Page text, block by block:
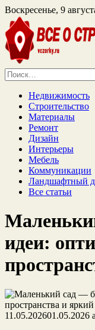
Воскресенье, 9
Найти:
Недвижимость
Строительство
Материалы
Ремонт
Дизайн
Интерьеры
Мебель
Коммуникации
Ландшафтный
Все статьи
идеи:
11.05.202601.05.2026